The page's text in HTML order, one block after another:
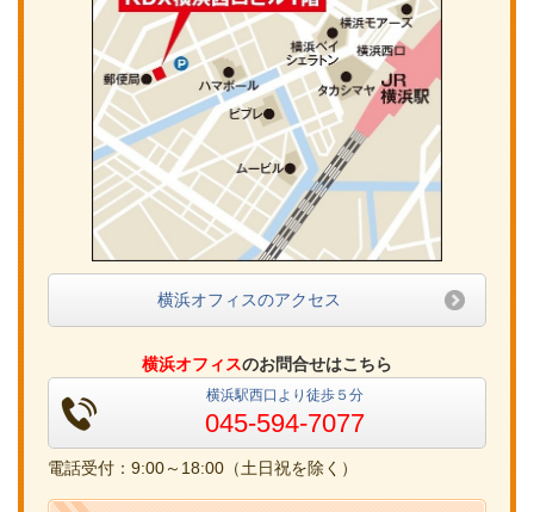
横浜オフィスのアクセス
横浜オフィスのお問合せはこちら
横浜駅西口より徒歩５分
045-594-7077
電話受付：9:00～18:00（土日祝を除く）